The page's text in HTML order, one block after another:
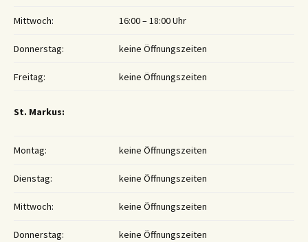
Mittwoch: 16:00 – 18:00 Uhr
Donnerstag: keine Öffnungszeiten
Freitag: keine Öffnungszeiten
St. Markus:
Montag: keine Öffnungszeiten
Dienstag: keine Öffnungszeiten
Mittwoch: keine Öffnungszeiten
Donnerstag: keine Öffnungszeiten